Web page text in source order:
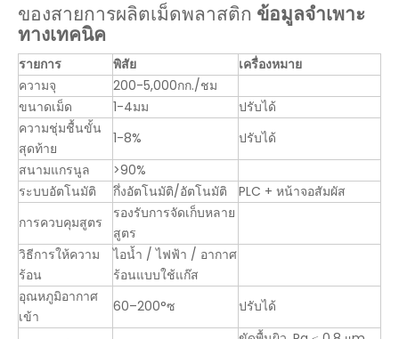
ของสายการผลิตเม็ดพลาสติก ข้อมูลจำเพาะ
ทางเทคนิค
รายการ พิสัย
เครื่องหมาย
ความจุ
200-5,000กก./ชม
ขนาดเม็ด
1-4มม
ปรับได้
ความชุ่มชื้นขั้น
สุดท้าย
1-8%
ปรับได้
สนามแกรนูล
>90%
ระบบอัตโนมัติ
กึ่งอัตโนมัติ/อัตโนมัติ
PLC + หน้าจอสัมผัส
การควบคุมสูตร
รองรับการจัดเก็บหลาย
สูตร
วิธีการให้ความ
ร้อน
ไอน้ำ / ไฟฟ้า / อากาศ
ร้อนแบบใช้แก๊ส
อุณหภูมิอากาศ
เข้า
60–200°ซ ปรับได้